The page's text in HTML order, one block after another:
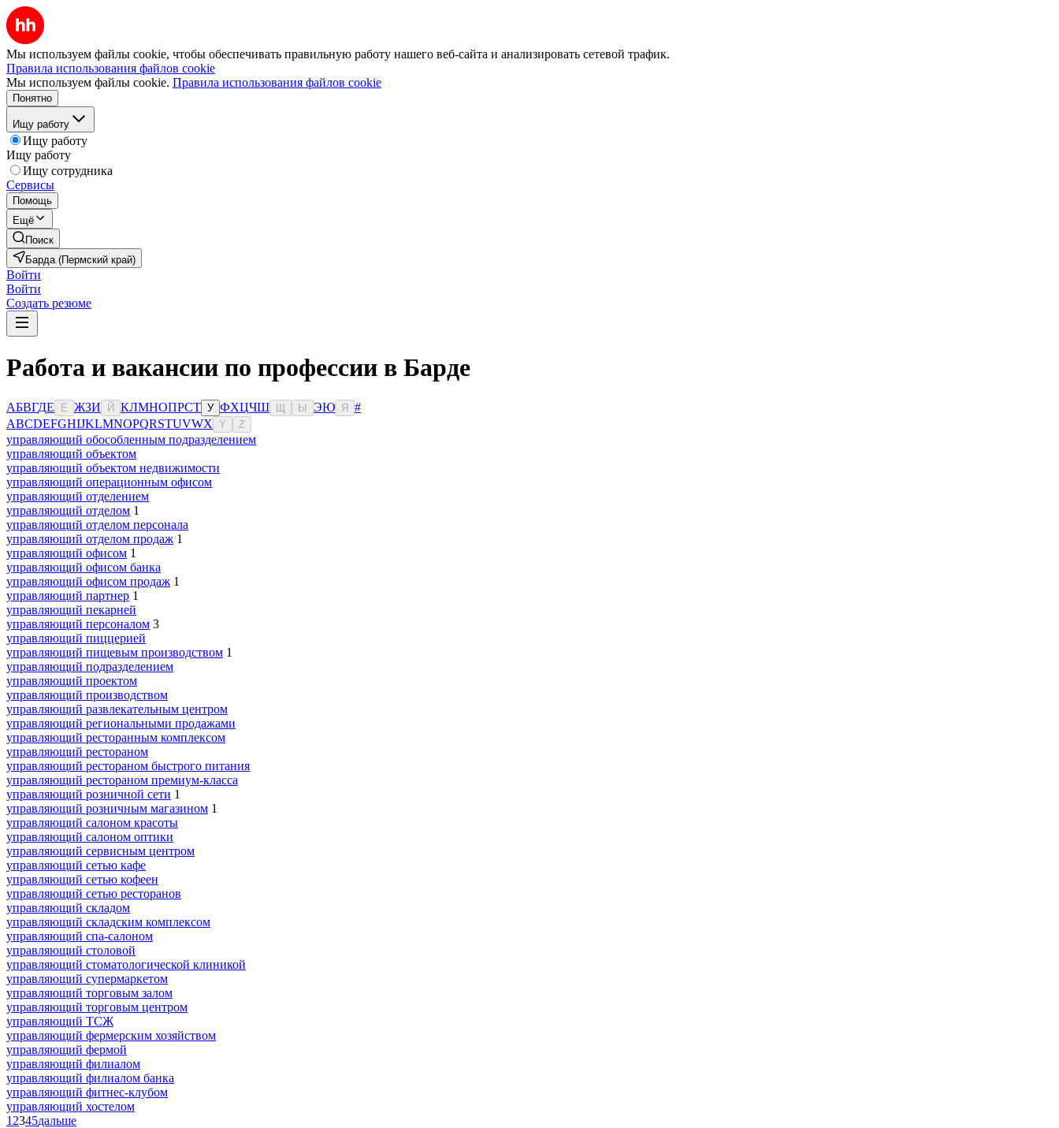
Мы используем файлы cookie, чтобы обеспечивать правильную работу нашего веб-сайта и анализировать сетевой трафик.
Правила использования файлов cookie
Мы используем файлы cookie. Правила использования файлов cookie
Понятно
Ищу работу
Ищу работу
Ищу работу
Ищу сотрудника
Сервисы
Помощь
Ещё
Поиск
Барда (Пермский край)
Войти
Войти
Создать резюме
Работа и вакансии по профессии в Барде
АБВГДЕ Ё ЖЗИ Й КЛМНОПРСТ У ФХЦЧШ Ы ЭЮ Я
#
ABCDEFGHIJKLMNOPQRSTUVWX Y Z
управляющий обособленным подразделением
управляющий объектом
управляющий объектом недвижимости
управляющий операционным офисом
управляющий отделением
управляющий отделом 1
управляющий отделом персонала
управляющий отделом продаж 1
управляющий офисом 1
управляющий офисом банка
управляющий офисом продаж 1
управляющий партнер 1
управляющий пекарней
управляющий персоналом 3
управляющий пиццерией
управляющий пищевым производством 1
управляющий подразделением
управляющий проектом
управляющий производством
управляющий развлекательным центром
управляющий региональными продажами
управляющий ресторанным комплексом
управляющий рестораном
управляющий рестораном быстрого питания
управляющий рестораном премиум-класса
управляющий розничной сети 1
управляющий розничным магазином 1
управляющий салоном красоты
управляющий салоном оптики
управляющий сервисным центром
управляющий сетью кафе
управляющий сетью кофеен
управляющий сетью ресторанов
управляющий складом
управляющий складским комплексом
управляющий спа-салоном
управляющий столовой
управляющий стоматологической клиникой
управляющий супермаркетом
управляющий торговым залом
управляющий торговым центром
управляющий ТСЖ
управляющий фермерским хозяйством
управляющий фермой
управляющий филиалом
управляющий филиалом банка
управляющий фитнес-клубом
управляющий хостелом
1 2345дальше